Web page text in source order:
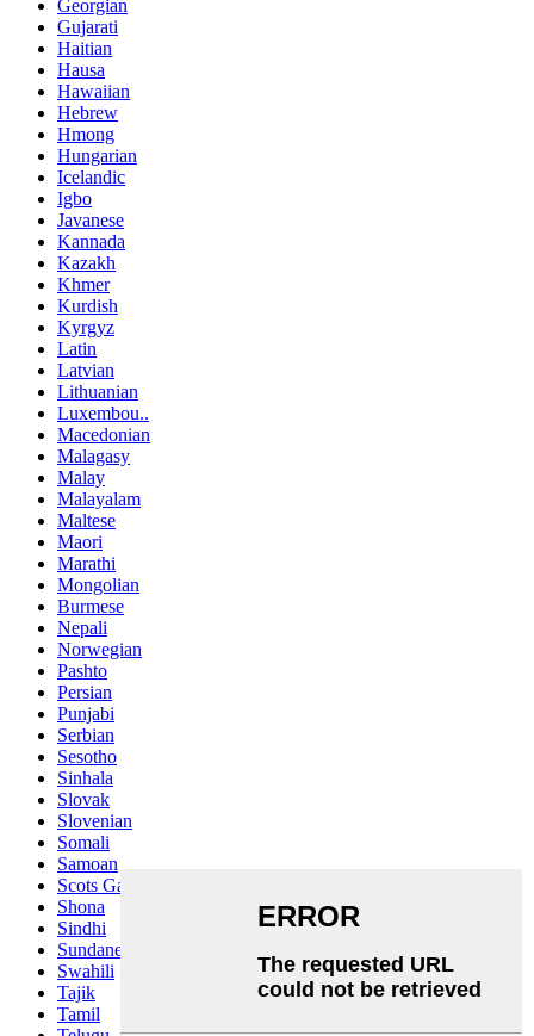
Georgian
Gujarati
Haitian
Hausa
Hawaiian
Hebrew
Hmong
Hungarian
Icelandic
Igbo
Javanese
Kannada
Kazakh
Khmer
Kurdish
Kyrgyz
Latin
Latvian
Lithuanian
Luxembou..
Macedonian
Malagasy
Malay
Malayalam
Maltese
Maori
Marathi
Mongolian
Burmese
Nepali
Norwegian
Pashto
Persian
Punjabi
Serbian
Sesotho
Sinhala
Slovak
Slovenian
Somali
Samoan
Scots Gaelic
Shona
Sindhi
Sundanese
Swahili
Tajik
Tamil